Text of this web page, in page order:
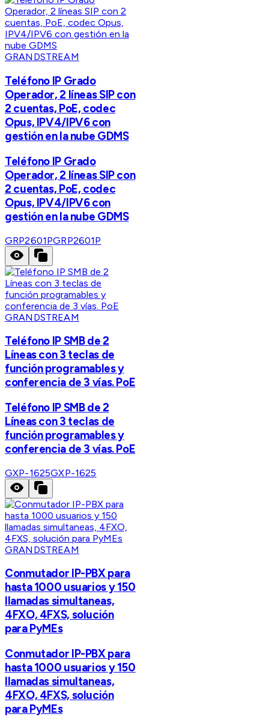
GRANDSTREAM
Teléfono IP Grado
Operador, 2 líneas SIP con
2 cuentas, PoE, codec
Opus, IPV4/IPV6 con
gestión en la nube GDMS
Teléfono IP Grado
Operador, 2 líneas SIP con
2 cuentas, PoE, codec
Opus, IPV4/IPV6 con
gestión en la nube GDMS
GRP2601PGRP2601P
GRANDSTREAM
Teléfono IP SMB de 2
Líneas con 3 teclas de
función programables y
conferencia de 3 vías. PoE
Teléfono IP SMB de 2
Líneas con 3 teclas de
función programables y
conferencia de 3 vías. PoE
GXP-1625GXP-1625
GRANDSTREAM
Conmutador IP-PBX para
hasta 1000 usuarios y 150
llamadas simultaneas,
4FXO, 4FXS, solución
para PyMEs
Conmutador IP-PBX para
hasta 1000 usuarios y 150
llamadas simultaneas,
4FXO, 4FXS, solución
para PyMEs